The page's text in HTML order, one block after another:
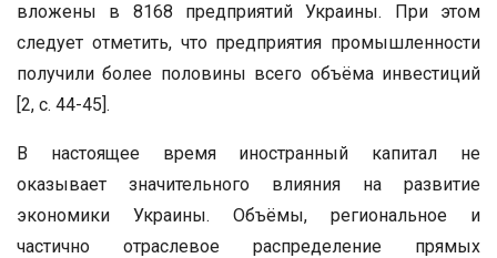
вложены в 8168 предприятий Украины. При этом
следует отметить, что предприятия промышленности
получили более половины всего объёма инвестиций
[2, с. 44-45].
В настоящее время иностранный капитал не
оказывает значительного влияния на развитие
экономики Украины. Объёмы, региональное и
частично отраслевое распределение прямых